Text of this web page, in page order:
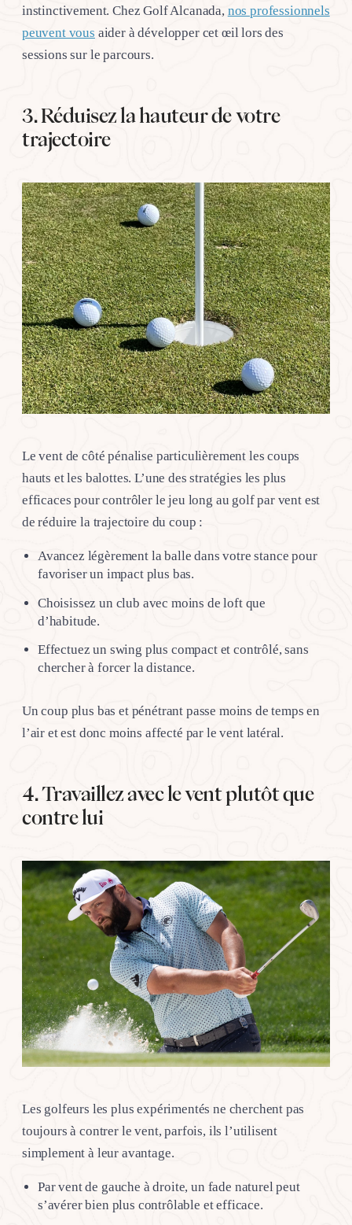
instinctivement. Chez Golf Alcanada, nos professionnels
peuvent vous aider à développer cet œil lors des
sessions sur le parcours.
3. Réduisez la hauteur de votre
trajectoire
Le vent de côté pénalise particulièrement les coups
hauts et les balottes. L’une des stratégies les plus
efficaces pour contrôler le jeu long au golf par vent est
de réduire la trajectoire du coup :
Avancez légèrement la balle dans votre stance pour
favoriser un impact plus bas.
Choisissez un club avec moins de loft que
d’habitude.
Effectuez un swing plus compact et contrôlé, sans
chercher à forcer la distance.
Un coup plus bas et pénétrant passe moins de temps en
l’air et est donc moins affecté par le vent latéral.
4. Travaillez avec le vent plutôt que
contre lui
Les golfeurs les plus expérimentés ne cherchent pas
toujours à contrer le vent, parfois, ils l’utilisent
simplement à leur avantage.
Par vent de gauche à droite, un fade naturel peut
s’avérer bien plus contrôlable et efficace.